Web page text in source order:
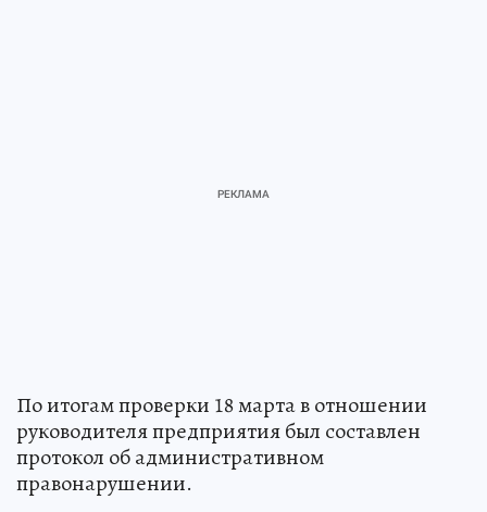
По итогам проверки 18 марта в отношении
руководителя предприятия был составлен
протокол об административном
правонарушении.